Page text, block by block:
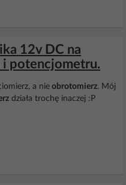
12v DC na
potencjometru.
a nie obrotomierz. Mój
działa trochę inaczej :P